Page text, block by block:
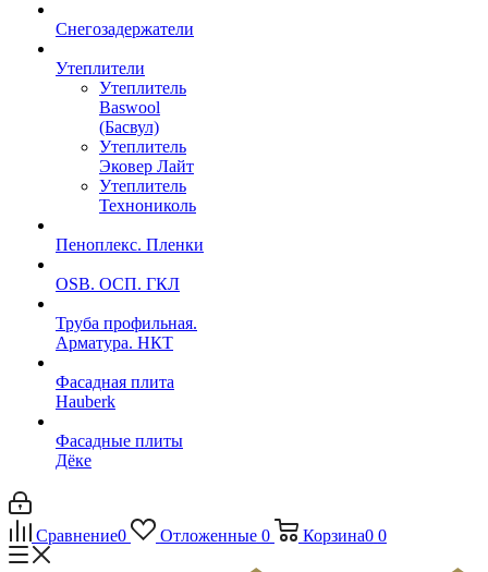
Снегозадержатели
Утеплители
Утеплитель
Baswool
(Басвул)
Утеплитель
Эковер Лайт
Утеплитель
Технониколь
Пеноплекс. Пленки
OSB. ОСП. ГКЛ
Труба профильная.
Арматура. НКТ
Фасадная плита
Hauberk
Фасадные плиты
Дёке
Сравнение0 Отложенные 0 Корзина0 0